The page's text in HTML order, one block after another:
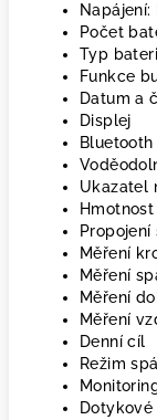
Počet
Typ
Funkce
Datum a
Displej
Bluetooth
Ukazatel
Měření
Měření
Měření
Měření
Denní cíl
Režim